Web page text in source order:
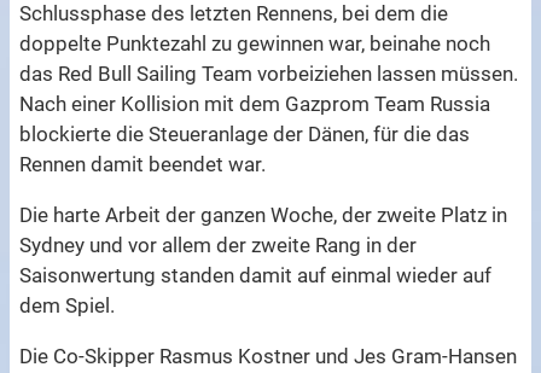
Schlussphase des letzten Rennens, bei dem die
doppelte Punktezahl zu gewinnen war, beinahe noch
das Red Bull Sailing Team vorbeiziehen lassen müssen.
Nach einer Kollision mit dem Gazprom Team Russia
blockierte die Steueranlage der Dänen, für die das
Rennen damit beendet war.
Die harte Arbeit der ganzen Woche, der zweite Platz in
Sydney und vor allem der zweite Rang in der
Saisonwertung standen damit auf einmal wieder auf
dem Spiel.
Die Co-Skipper Rasmus Kostner und Jes Gram-Hansen